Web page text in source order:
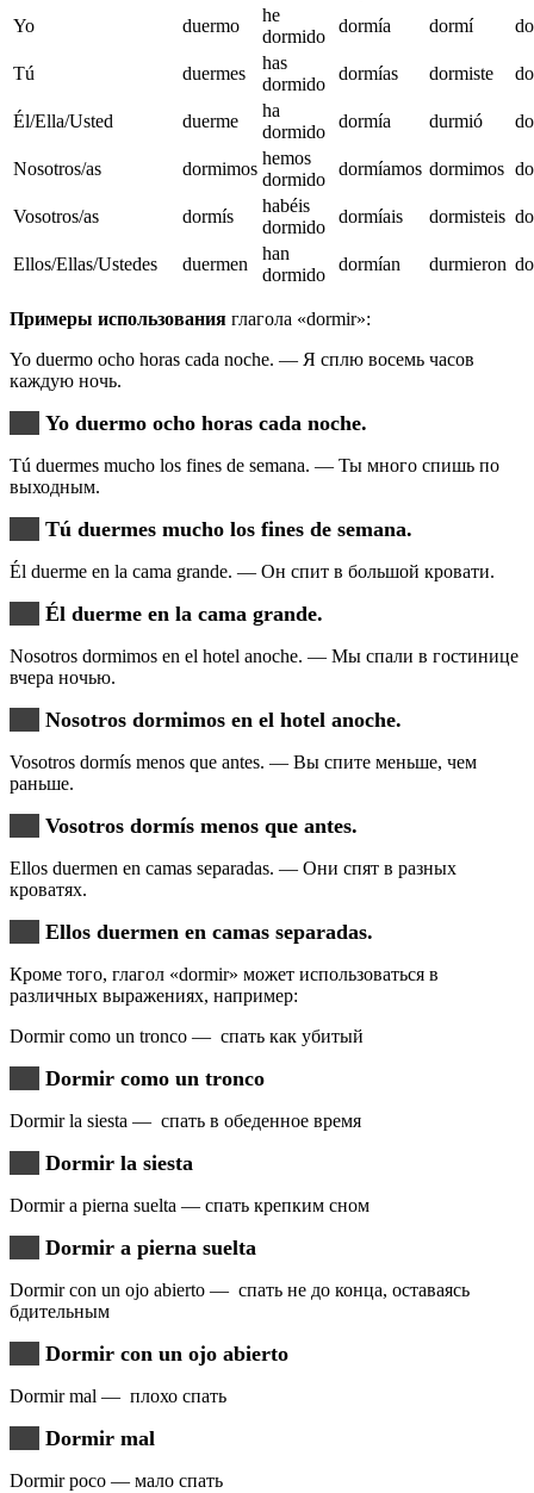
Yo duermo
he
dormido
dormía dormí
Tú duermes
has
dormido
dormías dormiste
Él/Ella/Usted duerme
ha
dormido
dormía durmió
Nosotros/as dormimos
hemos
dormido
dormíamos dormimos
Vosotros/as dormís
habéis
dormido
dormíais dormisteis
Ellos/Ellas/Ustedes duermen
han
dormido
dormían durmieron
Примеры использования глагола «dormir»:
Yo duermo ocho horas cada noche. — Я сплю восемь часов
каждую ночь.
Yo duermo ocho horas cada noche.
Tú duermes mucho los fines de semana. — Ты много спишь по
выходным.
Tú duermes mucho los fines de semana.
Él duerme en la cama grande. — Он спит в большой кровати.
Él duerme en la cama grande.
Nosotros dormimos en el hotel anoche. — Мы спали в гостинице
вчера ночью.
Nosotros dormimos en el hotel anoche.
Vosotros dormís menos que antes. — Вы спите меньше, чем
раньше.
Vosotros dormís menos que antes.
Ellos duermen en camas separadas. — Они спят в разных
кроватях.
Ellos duermen en camas separadas.
Кроме того, глагол «dormir» может использоваться в
различных выражениях, например:
Dormir como un tronco — спать как убитый
Dormir como un tronco
Dormir la siesta — спать в обеденное время
Dormir la siesta
Dormir a pierna suelta — спать крепким сном
Dormir a pierna suelta
Dormir con un ojo abierto — спать не до конца, оставаясь
бдительным
Dormir con un ojo abierto
Dormir mal — плохо спать
Dormir mal
Dormir poco — мало спать